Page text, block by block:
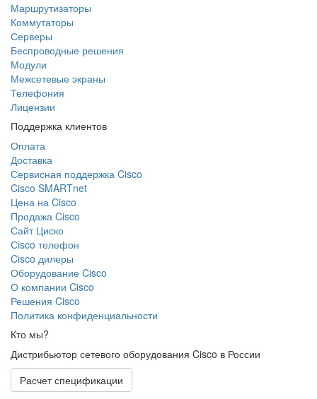
Маршрутизаторы
Коммутаторы
Серверы
Беспроводные решения
Модули
Межсетевые экраны
Телефония
Лицензии
Поддержка клиентов
Оплата
Доставка
Сервисная поддержка Cisco
Cisco SMARTnet
Цена на Cisco
Продажа Cisco
Сайт Циско
Сisco телефон
Cisco дилеры
Оборудование Cisco
О компании Cisco
Решения Cisco
Политика конфиденциальности
Кто мы?
Дистрибьютор сетевого оборудования Cisco в России
Расчет спецификации